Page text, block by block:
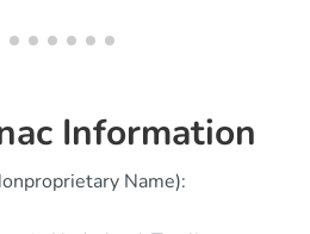
Information
Name):